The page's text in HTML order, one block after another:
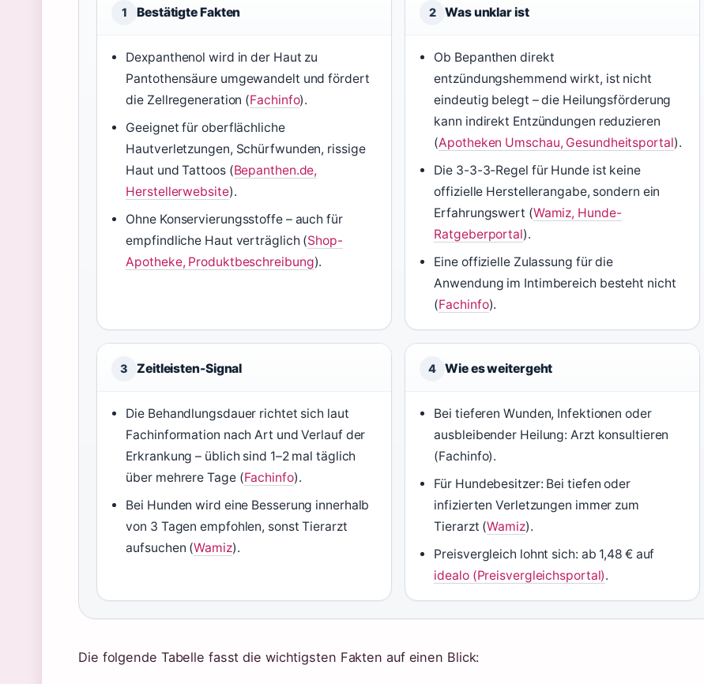
1 Bestätigte Fakten
Dexpanthenol wird in der Haut zu
Pantothensäure umgewandelt und fördert
die Zellregeneration (Fachinfo).
Geeignet für oberflächliche
Hautverletzungen, Schürfwunden, rissige
Haut und Tattoos (Bepanthen.de,
Herstellerwebsite).
Ohne Konservierungsstoffe – auch für
empfindliche Haut verträglich (Shop-
Apotheke, Produktbeschreibung).
2 Was unklar ist
Ob Bepanthen direkt
entzündungshemmend wirkt, ist nicht
eindeutig belegt – die Heilungsförderung
kann indirekt Entzündungen reduzieren
(Apotheken Umschau, Gesundheitsportal).
Die 3-3-3-Regel für Hunde ist keine
offizielle Herstellerangabe, sondern ein
Erfahrungswert (Wamiz, Hunde-
Ratgeberportal).
Eine offizielle Zulassung für die
Anwendung im Intimbereich besteht nicht
(Fachinfo).
3 Zeitleisten-Signal
Die Behandlungsdauer richtet sich laut
Fachinformation nach Art und Verlauf der
Erkrankung – üblich sind 1–2 mal täglich
über mehrere Tage (Fachinfo).
Bei Hunden wird eine Besserung innerhalb
von 3 Tagen empfohlen, sonst Tierarzt
aufsuchen (Wamiz).
4 Wie es weitergeht
Bei tieferen Wunden, Infektionen oder
ausbleibender Heilung: Arzt konsultieren
(Fachinfo).
Für Hundebesitzer: Bei tiefen oder
infizierten Verletzungen immer zum
Tierarzt (Wamiz).
Preisvergleich lohnt sich: ab 1,48 € auf
idealo (Preisvergleichsportal).
Die folgende Tabelle fasst die wichtigsten Fakten auf einen Blick: